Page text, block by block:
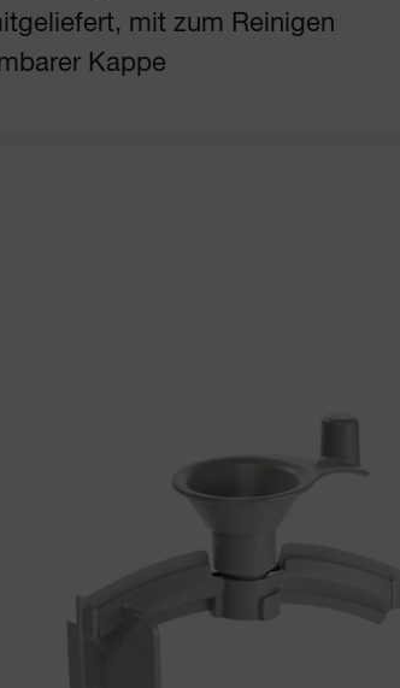
mit zum Reinigen
Kappe